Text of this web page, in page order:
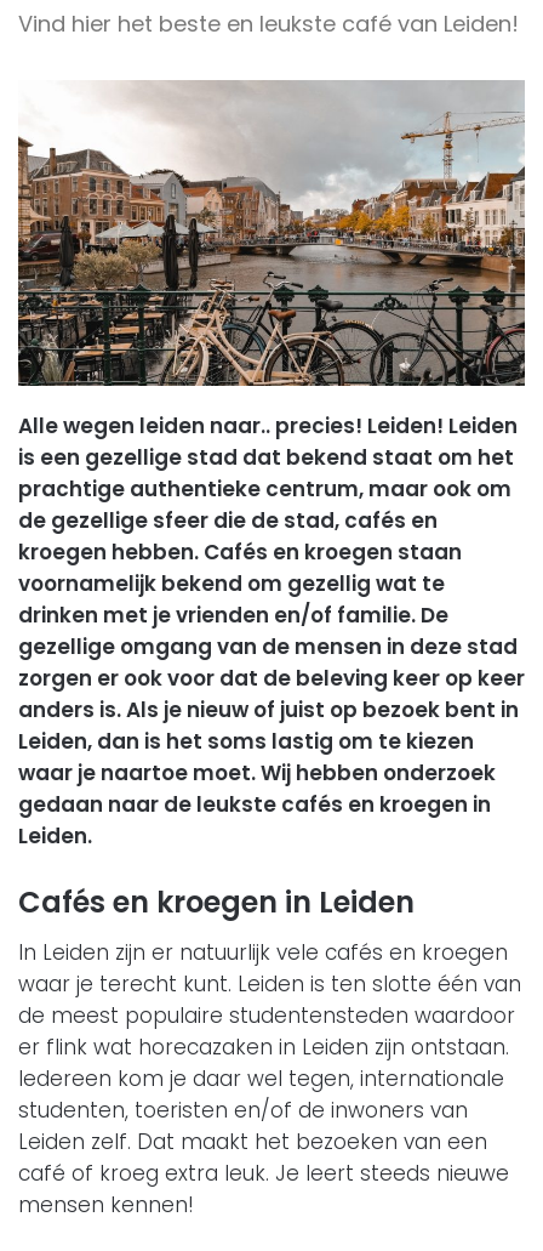
Vind hier het beste en leukste café van Leiden!
Alle wegen leiden naar.. precies! Leiden! Leiden
is een gezellige stad dat bekend staat om het
prachtige authentieke centrum, maar ook om
de gezellige sfeer die de stad, cafés en
kroegen hebben. Cafés en kroegen staan
voornamelijk bekend om gezellig wat te
drinken met je vrienden en/of familie. De
gezellige omgang van de mensen in deze stad
zorgen er ook voor dat de beleving keer op keer
anders is. Als je nieuw of juist op bezoek bent in
Leiden, dan is het soms lastig om te kiezen
waar je naartoe moet. Wij hebben onderzoek
gedaan naar de leukste cafés en kroegen in
Leiden.
Cafés en kroegen in Leiden
In Leiden zijn er natuurlijk vele cafés en kroegen
waar je terecht kunt. Leiden is ten slotte één van
de meest populaire studentensteden waardoor
er flink wat horecazaken in Leiden zijn ontstaan.
Iedereen kom je daar wel tegen, internationale
studenten, toeristen en/of de inwoners van
Leiden zelf. Dat maakt het bezoeken van een
café of kroeg extra leuk. Je leert steeds nieuwe
mensen kennen!